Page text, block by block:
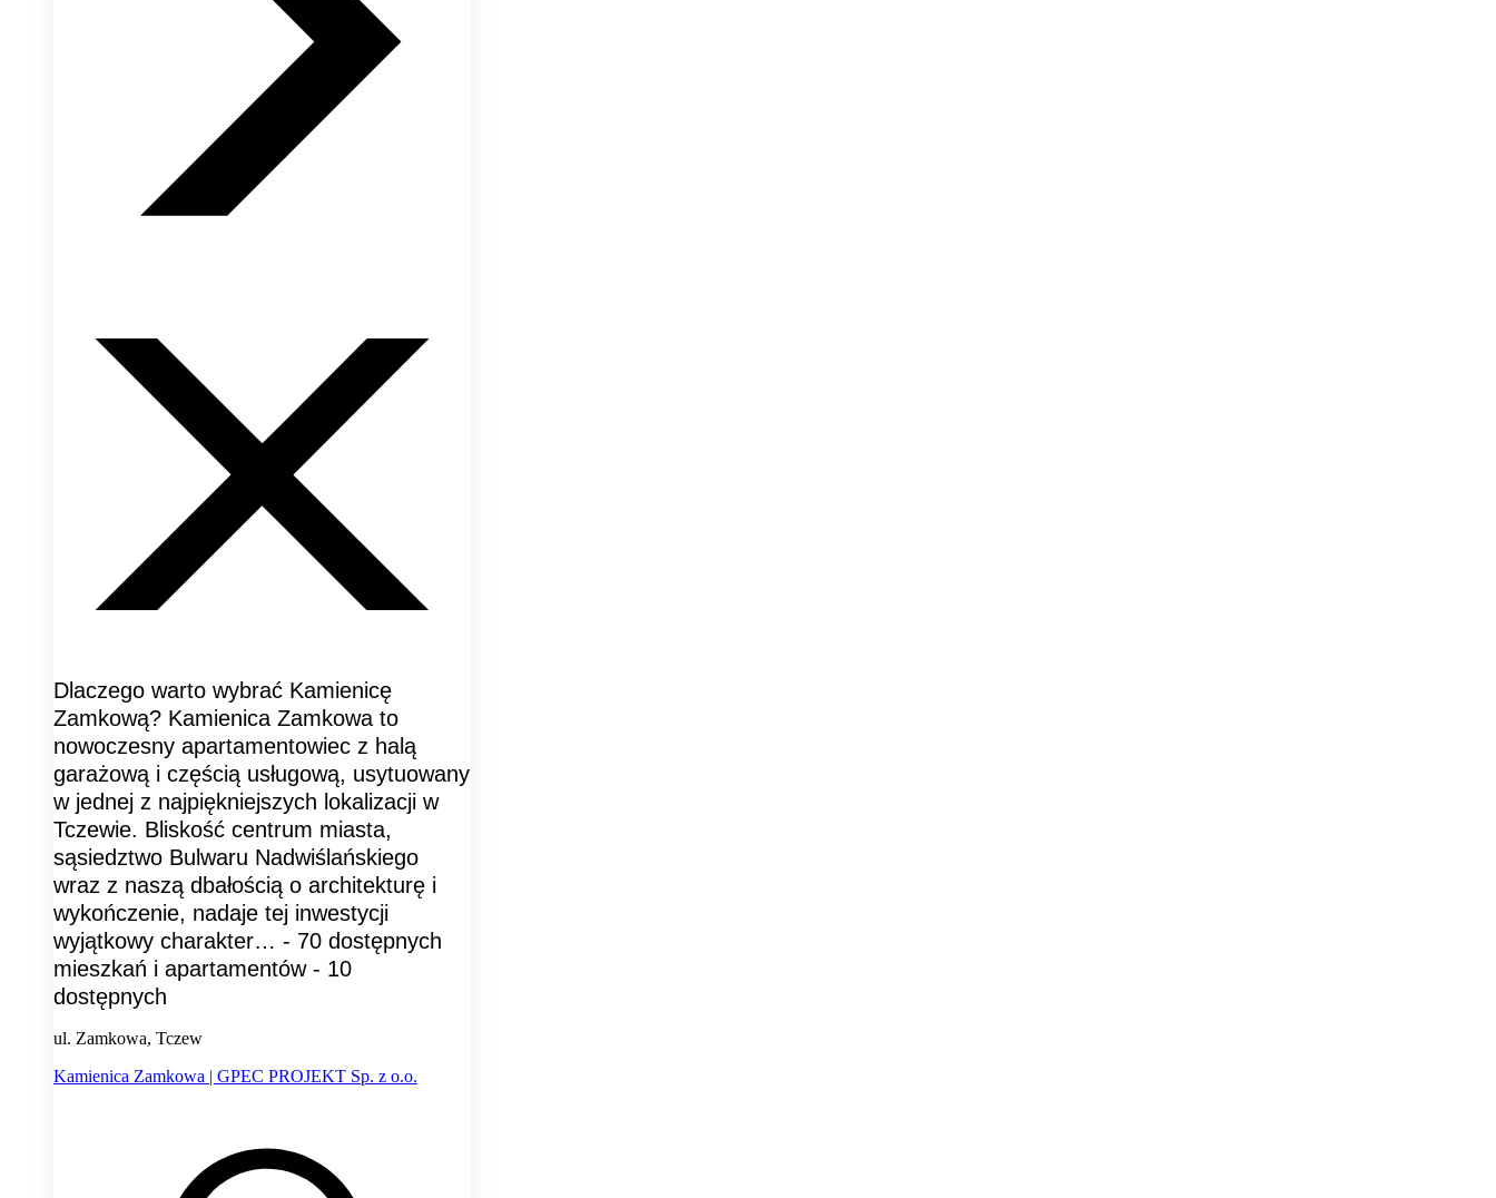
Dlaczego warto wybrać Kamienicę
Zamkową? Kamienica Zamkowa to
nowoczesny apartamentowiec z halą
garażową i częścią usługową, usytuowany
w jednej z najpiękniejszych lokalizacji w
Tczewie. Bliskość centrum miasta,
sąsiedztwo Bulwaru Nadwiślańskiego
wraz z naszą dbałością o architekturę i
wykończenie, nadaje tej inwestycji
wyjątkowy charakter… - 70 dostępnych
mieszkań i apartamentów - 10
dostępnych
ul. Zamkowa, Tczew
Kamienica Zamkowa | GPEC PROJEKT Sp. z o.o.